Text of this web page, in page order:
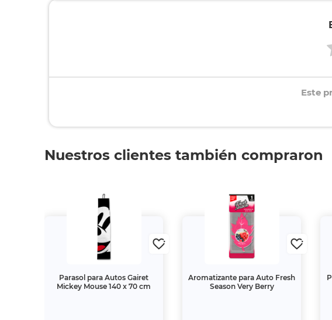
Este
Nuestros clientes también compraron
Parasol para Autos Gairet
Mickey Mouse 140 x 70 cm
Aromatizante para Auto Fresh
Season Very Berry